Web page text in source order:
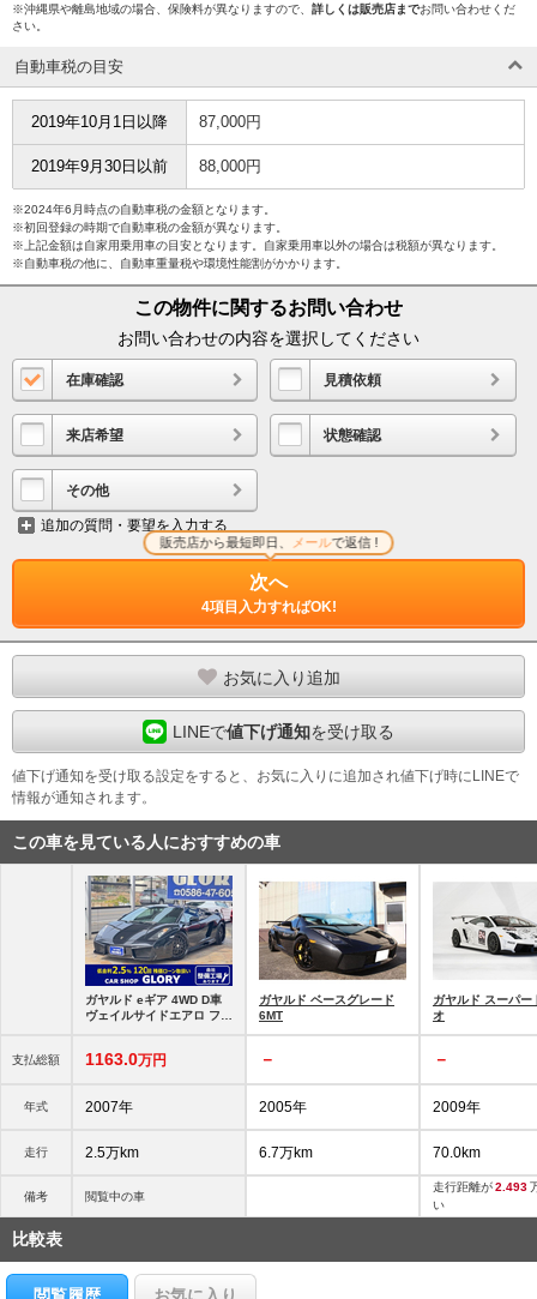
※沖縄県や離島地域の場合、保険料が異なりますので、 詳しくは販売店までお問い合わせくだ
さい。
自動車税の目安
2019年10月1日以降 87,000円
2019年9月30日以前 88,000円
※2024年6月時点の自動車税の金額となります。
※初回登録の時期で自動車税の金額が異なります。
※上記金額は自家用乗用車の目安となります。自家乗用車以外の場合は税額が異なります。
※自動車税の他に、自動車重量税や環境性能割がかかります。
この物件に関するお問い合わせ
お問い合わせの内容を選択してください
在庫確認 見積依頼
来店希望 状態確認
その他
追加の質問・要望を入力する
次へ
4項目入力すればOK!
販売店から最短即日、 メールで返信 !
お気に入り追加
LINEで値下げ通知を受け取る
値下げ通知を受け取る設定をすると、お気に入りに追加され値下げ時にLINEで
情報が通知されます。
この車を見ている人におすすめの車
支払総額
年式
走行
備考
ガヤルド eギア 4WD D車
ヴェイルサイドエアロ フォ
1163.0万円
2007年
2.5万km
閲覧中の車
ガヤルド ベースグレード
6MT
－
2005年
6.7万km
ガヤルド スーパー
オ
－
2009年
70.0km
走行距離が2.493
い
比較表
閲覧履歴 お気に入り